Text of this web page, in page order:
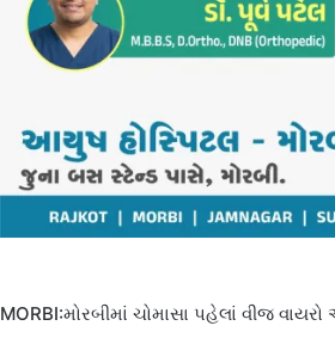
MORBI:મોરબીમાં ચોમાસા પહેલાં વીજ